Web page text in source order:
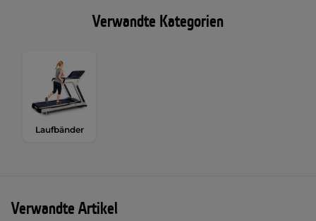
Verwandte Kategorien
Laufbänder
Verwandte Artikel